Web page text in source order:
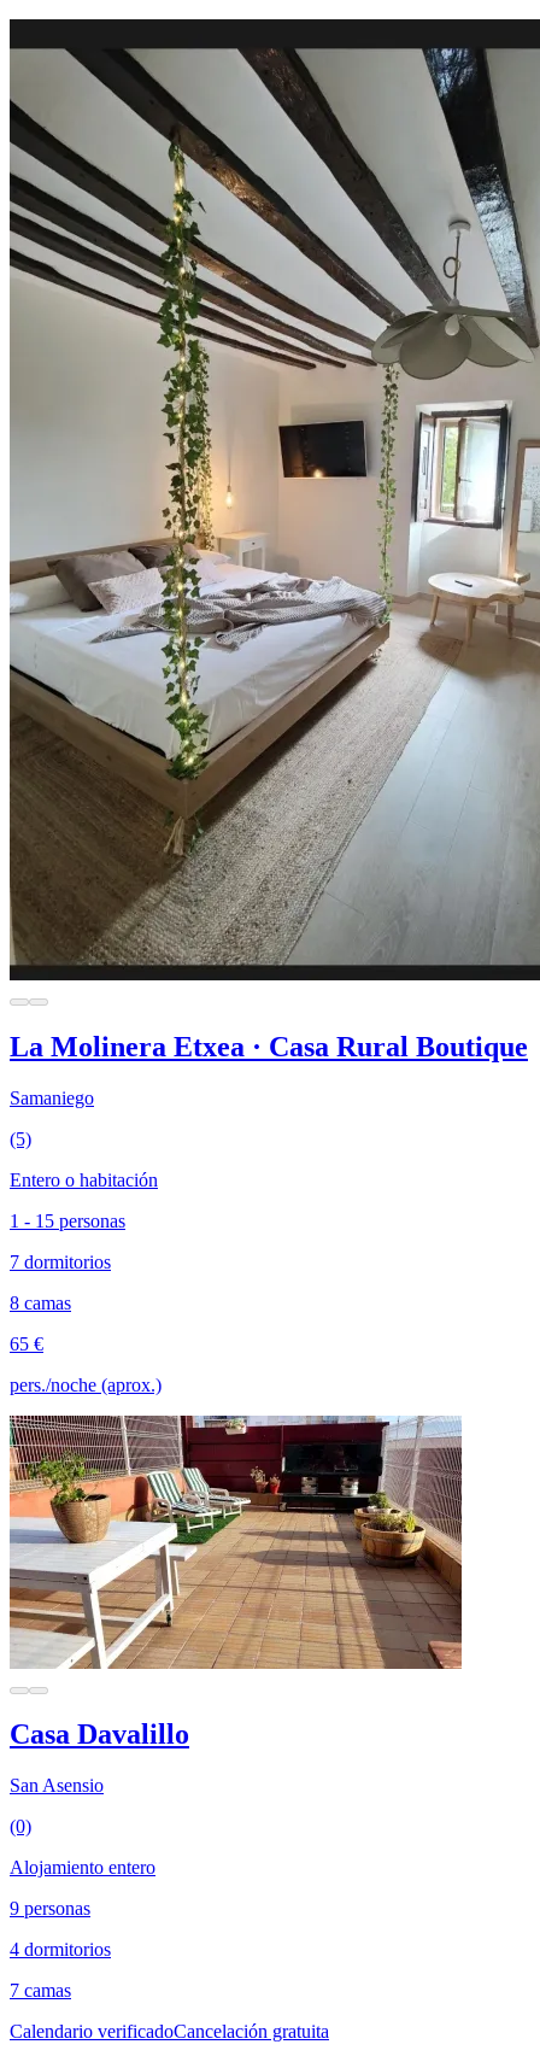
La Molinera Etxea · Casa Rural Boutique
Samaniego
(5)
Entero o habitación
1 - 15 personas
7 dormitorios
8 camas
65 €
pers./noche (aprox.)
Casa Davalillo
San Asensio
(0)
Alojamiento entero
9 personas
4 dormitorios
7 camas
Calendario verificadoCancelación gratuita